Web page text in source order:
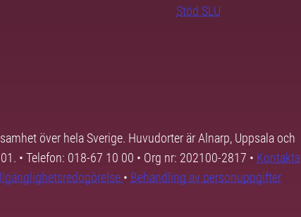
Stöd SLU
över hela Sverige. Huvudorter är Alnarp, Uppsala och
• Telefon: 018-67 10 00 • Org nr: 202100-2817 • Kontakta
• Behandling av personuppgifter